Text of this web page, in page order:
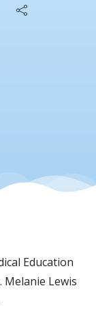
Education
Lewis